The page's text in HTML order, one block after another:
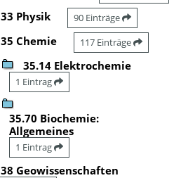
33 Physik 90 Einträge
35 Chemie 117 Einträge
35.14 Elektrochemie
1 Eintrag
35.70 Biochemie:
Allgemeines
1 Eintrag
38 Geowissenschaften